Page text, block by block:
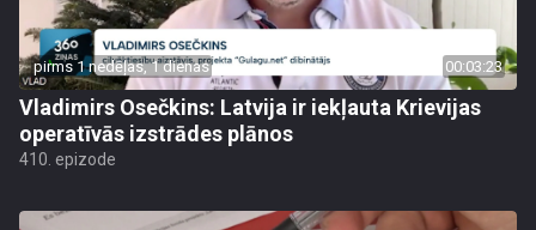
pirms 1 nedēļas, 1 dienas 00:03:23
Vladimirs Osečkins: Latvija ir iekļauta Krievijas
operatīvās izstrādes plānos
410. epizode